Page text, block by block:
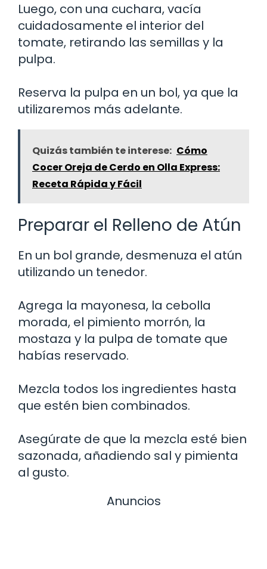
Luego, con una cuchara, vacía
cuidadosamente el interior del
tomate, retirando las semillas y la
pulpa.
Reserva la pulpa en un bol, ya que la
utilizaremos más adelante.
Quizás también te interese: Cómo
Cocer Oreja de Cerdo en Olla Express:
Receta Rápida y Fácil
Preparar el Relleno de Atún
En un bol grande, desmenuza el atún
utilizando un tenedor.
Agrega la mayonesa, la cebolla
morada, el pimiento morrón, la
mostaza y la pulpa de tomate que
habías reservado.
Mezcla todos los ingredientes hasta
que estén bien combinados.
Asegúrate de que la mezcla esté bien
sazonada, añadiendo sal y pimienta
al gusto.
Anuncios